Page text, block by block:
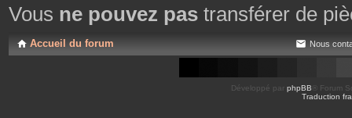
Vous ne pouvez pas transférer de
Accueil du forum Nous
Développé par phpBB ® Forum
Traduction